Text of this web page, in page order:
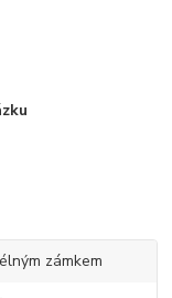
zámkem